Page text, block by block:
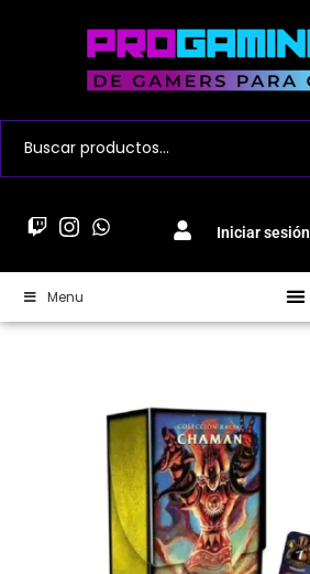
Iniciar sesión
Menu